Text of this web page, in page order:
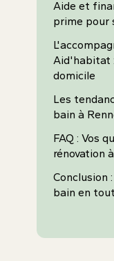
Aide et
prime pour
Aid'habitat
domicile
Les
bain à
FAQ : Vos
rénovation
Conclusion
bain en